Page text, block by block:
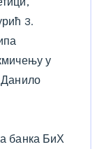
3.
у
Данило
банка БиХ